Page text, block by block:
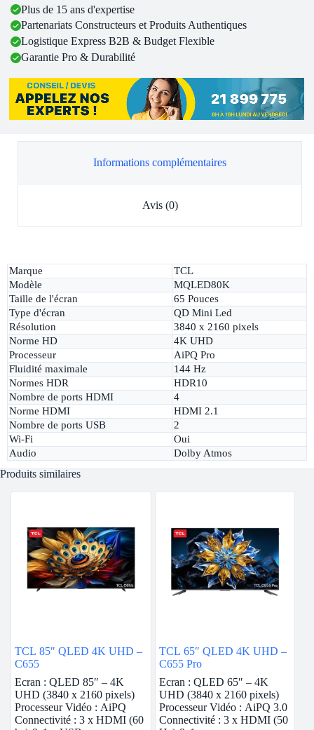
Plus de 15 ans d'expertise
Partenariats Constructeurs et Produits Authentiques
Logistique Express B2B & Budget Flexible
Garantie Pro & Durabilité
Informations complémentaires
Avis (0)
Marque
TCL
Modèle
MQLED80K
Taille de l'écran
65 Pouces
Type d'écran
QD Mini Led
Résolution
3840 x 2160 pixels
Norme HD
4K UHD
Processeur
AiPQ Pro
Fluidité maximale
144 Hz
Normes HDR
HDR10
Nombre de ports HDMI
4
Norme HDMI
HDMI 2.1
Nombre de ports USB
2
Wi-Fi
Oui
Audio
Dolby Atmos
Produits similaires
TCL 85″ QLED 4K UHD –
C655
Ecran : QLED 85″ – 4K
UHD (3840 x 2160 pixels)
Processeur Vidéo : AiPQ
Connectivité : 3 x HDMI (60
TCL 65″ QLED 4K UHD –
C655 Pro
Ecran : QLED 65″ – 4K
UHD (3840 x 2160 pixels)
Processeur Vidéo : AiPQ 3.0
Connectivité : 3 x HDMI (50